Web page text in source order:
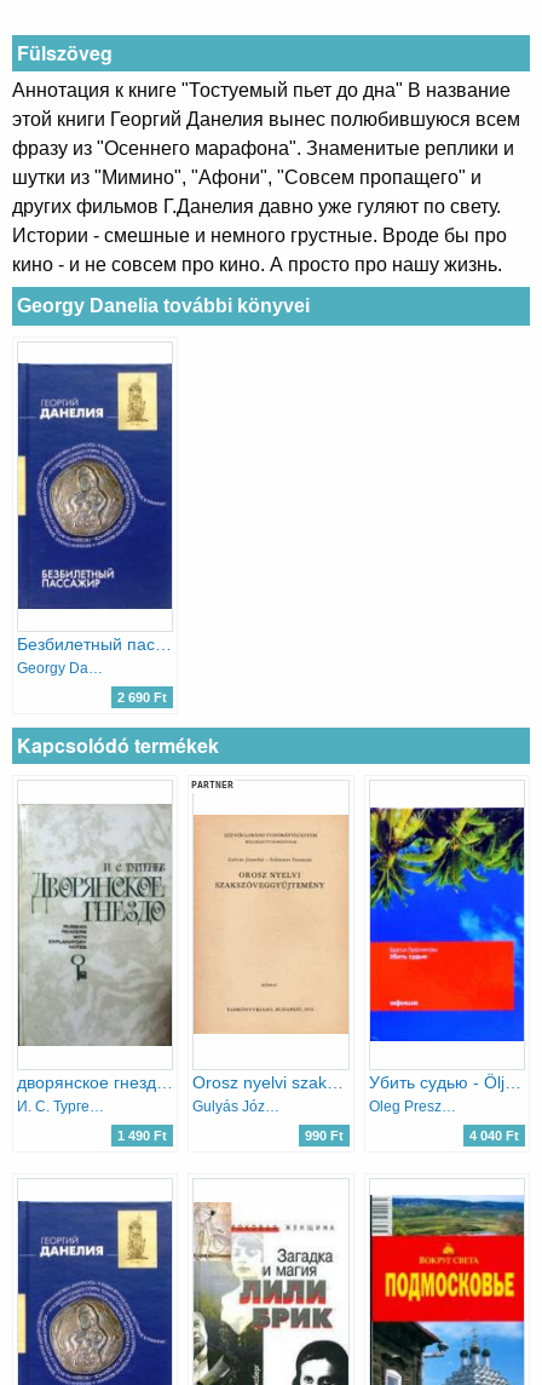
Fülszöveg
Аннотация к книге "Тостуемый пьет до дна" В название
этой книги Георгий Данелия вынес полюбившуюся всем
фразу из "Осеннего марафона". Знаменитые реплики и
шутки из "Мимино", "Афони", "Совсем пропащего" и
других фильмов Г.Данелия давно уже гуляют по свету.
Истории - смешные и немного грустные. Вроде бы про
кино - и не совсем про кино. А просто про нашу жизнь.
Georgy Danelia további könyvei
Georgy Danelia
2 690 Ft
Kapcsolódó termékek
И. С. Тургенев, Turgenyev
1 490 Ft
PARTNER
Gulyás Józsefné; Schnierer Ferencné
990 Ft
Убить судью - Öljük meg a bírót! (orosz nyelven)
Oleg Presznyakov, Vlagyimir Presznyakov
4 040 Ft